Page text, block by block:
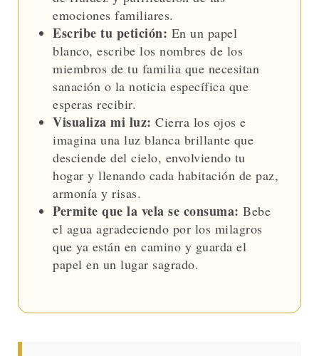
emociones familiares.
Escribe tu petición: En un papel
blanco, escribe los nombres de los
miembros de tu familia que necesitan
sanación o la noticia específica que
esperas recibir.
Visualiza mi luz: Cierra los ojos e
imagina una luz blanca brillante que
desciende del cielo, envolviendo tu
hogar y llenando cada habitación de paz,
armonía y risas.
Permite que la vela se consuma: Bebe
el agua agradeciendo por los milagros
que ya están en camino y guarda el
papel en un lugar sagrado.